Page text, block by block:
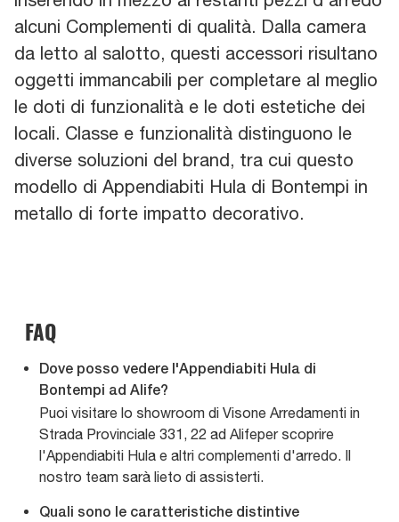
alcuni Complementi di qualità. Dalla camera
da letto al salotto, questi accessori risultano
oggetti immancabili per completare al meglio
le doti di funzionalità e le doti estetiche dei
locali. Classe e funzionalità distinguono le
diverse soluzioni del brand, tra cui questo
modello di Appendiabiti Hula di Bontempi in
metallo di forte impatto decorativo.
FAQ
Dove posso vedere l'Appendiabiti Hula di
Bontempi ad Alife?
Puoi visitare lo showroom di Visone Arredamenti in
Strada Provinciale 331, 22 ad Alifeper scoprire
l'Appendiabiti Hula e altri complementi d'arredo. Il
nostro team sarà lieto di assisterti.
Quali sono le caratteristiche distintive